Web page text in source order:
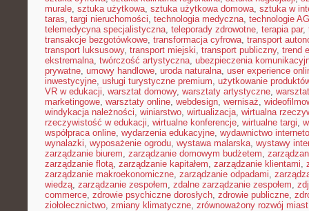
murale, sztuka użytkowa, sztuka użytkowa domowa, sztuka w
taras, targi nieruchomości, technologia medyczna, technologie
telemedycyna specjalistyczna, teleporady zdrowotne, terapia par,
transakcje bezgotówkowe, transformacja cyfrowa, transport
transport luksusowy, transport miejski, transport publiczny, trend
ekstremalna, twórczość artystyczna, ubezpieczenia
prywatne, umowy handlowe, uroda naturalna, user experience
inwestycyjne, usługi turystyczne premium, użytkowanie
VR w edukacji, warsztat domowy, warsztaty artystyczne,
marketingowe, warsztaty online, webdesign, wernisaż,
windykacja należności, winiarstwo, wirtualizacja, wirtualna
rzeczywistość w edukacji, wirtualne konferencje, wirtualne targi,
współpraca online, wydarzenia edukacyjne, wydawnictwo
wynalazki, wyposażenie ogrodu, wystawa malarska, wystawy
zarządzanie biurem, zarządzanie domowym budżetem,
zarządzanie flotą, zarządzanie kapitałem, zarządzanie klientami,
zarządzanie makroekonomiczne, zarządzanie odpadami,
wiedzą, zarządzanie zespołem, zdalne zarządzanie zespołem,
commerce, zdrowie psychiczne dorosłych, zdrowie publiczne,
ziołolecznictwo, zmiany klimatyczne, zrównoważony rozwój miast